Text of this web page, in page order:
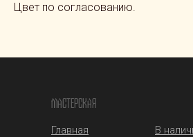
Цвет по согласованию.
МАСТЕРСКАЯ
Главная
В